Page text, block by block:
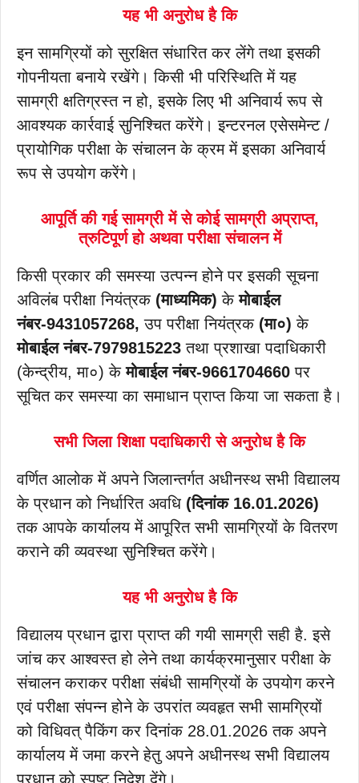
यह भी अनुरोध है कि
इन सामग्रियों को सुरक्षित संधारित कर लेंगे तथा इसकी
गोपनीयता बनाये रखेंगे। किसी भी परिस्थिति में यह
सामग्री क्षतिग्रस्त न हो, इसके लिए भी अनिवार्य रूप से
आवश्यक कार्रवाई सुनिश्चित करेंगे। इन्टरनल एसेसमेन्ट /
प्रायोगिक परीक्षा के संचालन के क्रम में इसका अनिवार्य
रूप से उपयोग करेंगे।
आपूर्ति की गई सामग्री में से कोई सामग्री अप्राप्त,
त्रुटिपूर्ण हो अथवा परीक्षा संचालन में
किसी प्रकार की समस्या उत्पन्न होने पर इसकी सूचना
अविलंब परीक्षा नियंत्रक(माध्यमिक)केमोबाईल
नंबर-9431057268,उप परीक्षा नियंत्रक(मा०)के
मोबाईल नंबर-7979815223तथा प्रशाखा पदाधिकारी
(केन्द्रीय, मा०) केमोबाईल नंबर-9661704660पर
सूचित कर समस्या का समाधान प्राप्त किया जा सकता है।
सभी जिला शिक्षा पदाधिकारी से अनुरोध है कि
वर्णित आलोक में अपने जिलान्तर्गत अधीनस्थ सभी विद्यालय
के प्रधान को निर्धारित अवधि (दिनांक 16.01.2026)
तक आपके कार्यालय में आपूरित सभी सामग्रियों के वितरण
कराने की व्यवस्था सुनिश्चित करेंगे।
यह भी अनुरोध है कि
विद्यालय प्रधान द्वारा प्राप्त की गयी सामग्री सही है. इसे
जांच कर आश्वस्त हो लेने तथा कार्यक्रमानुसार परीक्षा के
संचालन कराकर परीक्षा संबंधी सामग्रियों के उपयोग करने
एवं परीक्षा संपन्न होने के उपरांत व्यवहृत सभी सामग्रियों
को विधिवत् पैकिंग कर दिनांक 28.01.2026 तक अपने
कार्यालय में जमा करने हेतु अपने अधीनस्थ सभी विद्यालय
प्रधान को स्पष्ट निदेश देंगे।